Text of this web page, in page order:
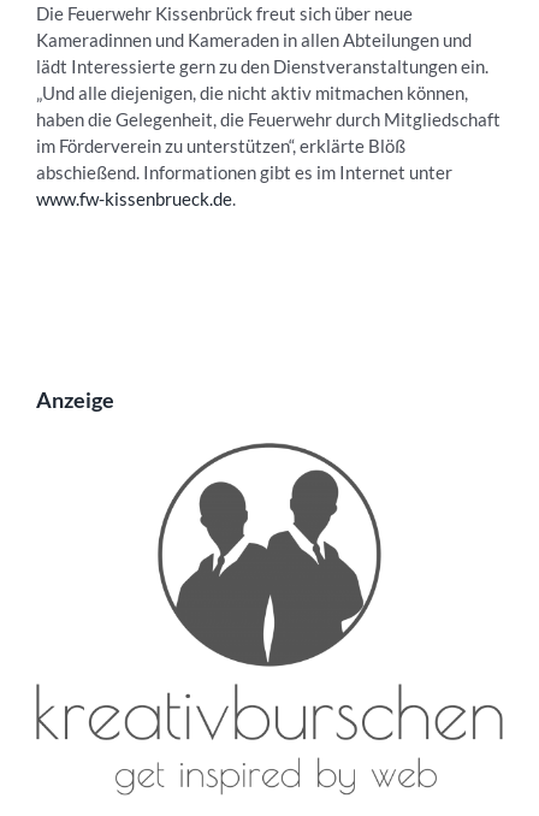
Die Feuerwehr Kissenbrück freut sich über neue
Kameradinnen und Kameraden in allen Abteilungen und
lädt Interessierte gern zu den Dienstveranstaltungen ein.
„Und alle diejenigen, die nicht aktiv mitmachen können,
haben die Gelegenheit, die Feuerwehr durch Mitgliedschaft
im Förderverein zu unterstützen“, erklärte Blöß
abschießend. Informationen gibt es im Internet unter
www.fw-kissenbrueck.de.
Anzeige